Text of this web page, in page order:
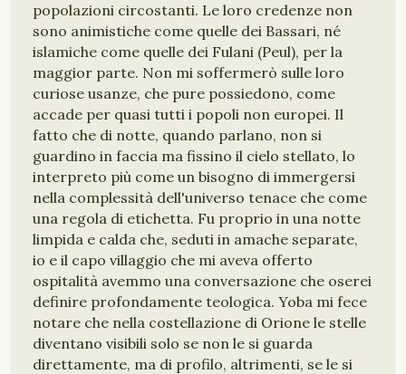
popolazioni circostanti. Le loro credenze non
sono animistiche come quelle dei Bassari, né
islamiche come quelle dei Fulani (Peul), per la
maggior parte. Non mi soffermerò sulle loro
curiose usanze, che pure possiedono, come
accade per quasi tutti i popoli non europei. Il
fatto che di notte, quando parlano, non si
guardino in faccia ma fissino il cielo stellato, lo
interpreto più come un bisogno di immergersi
nella complessità dell'universo tenace che come
una regola di etichetta. Fu proprio in una notte
limpida e calda che, seduti in amache separate,
io e il capo villaggio che mi aveva offerto
ospitalità avemmo una conversazione che oserei
definire profondamente teologica. Yoba mi fece
notare che nella costellazione di Orione le stelle
diventano visibili solo se non le si guarda
direttamente, ma di profilo, altrimenti, se le si